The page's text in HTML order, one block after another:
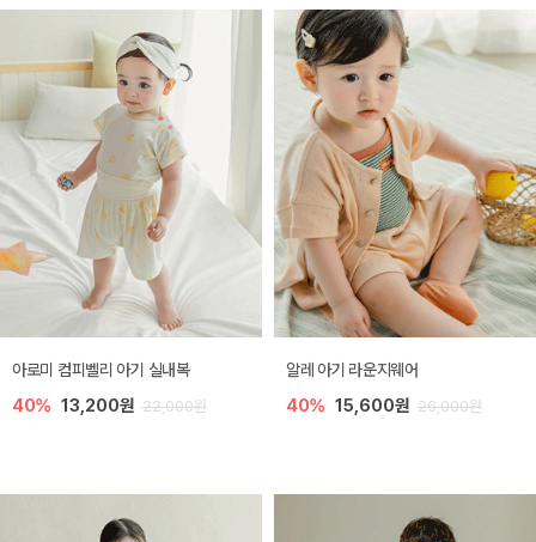
아로미 컴피벨리 아기 실내복
40% 13,200원 22,000원
알레 아기 라운지웨어
40% 15,600원 26,000원